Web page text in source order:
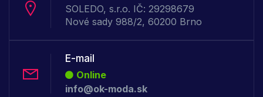
SOLEDO, s.r.o. IČ: 29298679
Nové sady 988/2, 60200 Brno
E-mail
Online
info@ok-moda.sk